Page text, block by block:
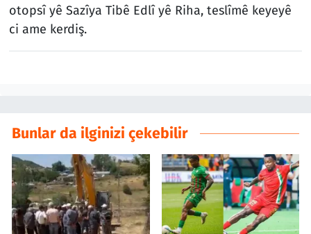
otopsî yê Sazîya Tibê Edlî yê Riha, teslîmê keyeyê
ci ame kerdiş.
Bunlar da ilginizi çekebilir